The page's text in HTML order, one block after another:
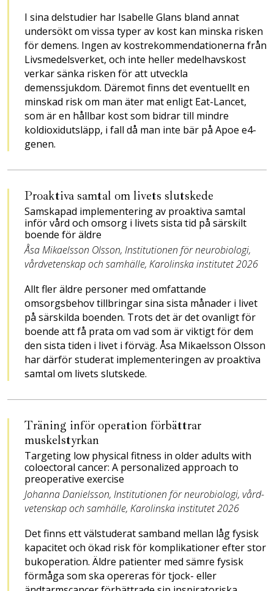
I sina delstudier har Isabelle Glans bland annat
undersökt om vissa typer av kost kan minska risken
för demens. Ingen av kostrekommenda­tionerna från
Livsmedelsverket, och inte heller medelhavskost
verkar sänka risken för att utveckla
demenssjukdom. Däremot finns det eventuellt en
minskad risk om man äter mat enligt Eat-­Lancet,
som ­är en hållbar kost som bidrar till mindre
koldioxidutsläpp, ­i fall då man inte bär på ­Apoe e4-
genen.
Proaktiva samtal om livets slutskede
Samskapad implementering av proaktiva samtal
inför vård och omsorg i livets sista tid på särskilt
boende för äldre
Åsa Mikaelsson Olsson, Institutionen för neurobiologi,
vårdvetenskap och samhälle, Karolinska institutet 2026
Allt fler äldre personer med omfattande
omsorgsbehov tillbringar sina sista månader i livet
på särskilda boenden. Trots det är det ovanligt för
boende att få prata om vad som är viktigt för dem
den sista tiden i livet i förväg. Åsa Mikaelsson Olsson
har därför studerat implementeringen av proaktiva
samtal om livets slutskede. ­
Träning inför operation förbättrar
muskelstyrkan
Targeting low physical fitness in older adults with
coloectoral cancer: A personalized approach to
preoperative exercise
Johanna Danielsson, Institu­tionen för neurobiologi, vård­­­-
vetenskap och samhälle, ­Karolinska institutet 2026
Det finns ett välstuderat samband mellan låg fysisk
kapacitet och ökad risk för komplikationer efter stor
bukoperation. Äldre patienter med sämre fysisk
förmåga som ska opereras för tjock- eller